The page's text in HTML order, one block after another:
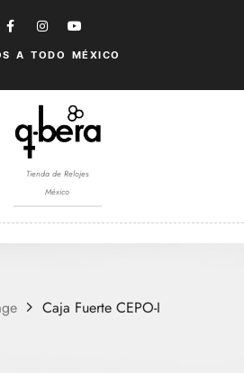
A TODO MÉXICO
Tienda de Relojes
México
Caja Fuerte CEPO-I